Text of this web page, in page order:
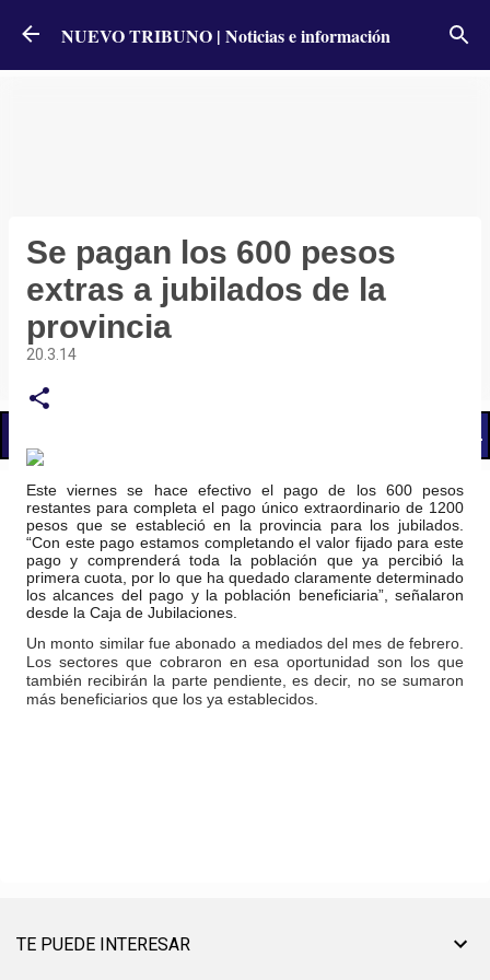
Ir al contenido principal
NUEVO TRIBUNO | Noticias e información
Se pagan los 600 pesos
extras a jubilados de la
provincia
20.3.14
Este viernes se hace efectivo el pago de los 600 pesos
restantes para completa el pago único extraordinario de 1200
pesos que se estableció en la provincia para los jubilados.
“Con este pago estamos completando el valor fijado para este
pago y comprenderá toda la población que ya percibió la
primera cuota, por lo que ha quedado claramente determinado
los alcances del pago y la población beneficiaria”, señalaron
desde la Caja de Jubilaciones.
Un monto similar fue abonado a mediados del mes de febrero.
Los sectores que cobraron en esa oportunidad son los que
también recibirán la parte pendiente, es decir, no se sumaron
más beneficiarios que los ya establecidos.
TE PUEDE INTERESAR